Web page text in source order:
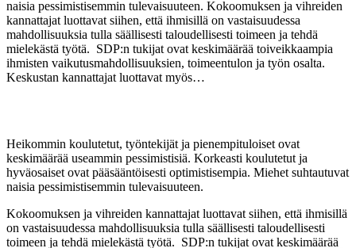
naisia pessimistisemmin tulevaisuuteen. Kokoomuksen ja vihreiden
kannattajat luottavat siihen, että ihmisillä on vastaisuudessa
mahdollisuuksia tulla säällisesti taloudellisesti toimeen ja tehdä
mielekästä työtä. SDP:n tukijat ovat keskimäärää toiveikkaampia
ihmisten vaikutusmahdollisuuksien, toimeentulon ja työn osalta.
Keskustan kannattajat luottavat myös…
Heikommin koulutetut, työntekijät ja pienempituloiset ovat
keskimäärää useammin pessimistisiä. Korkeasti koulutetut ja
hyväosaiset ovat pääsääntöisesti optimistisempia. Miehet suhtautuvat
naisia pessimistisemmin tulevaisuuteen.
Kokoomuksen ja vihreiden kannattajat luottavat siihen, että ihmisillä
on vastaisuudessa mahdollisuuksia tulla säällisesti taloudellisesti
toimeen ja tehdä mielekästä työtä. SDP:n tukijat ovat keskimäärää